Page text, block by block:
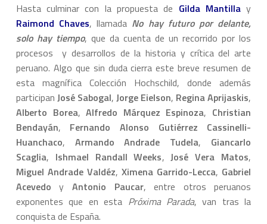
Hasta culminar con la propuesta de Gilda Mantillay
Raimond Chaves, llamada No hay futuro por delante,
solo hay tiempo, que da cuenta de un recorrido por los
procesos y desarrollos de la historia y crítica del arte
peruano. Algo que sin duda cierra este breve resumen de
esta magnífica Colección Hochschild, donde además
participan José Sabogal, Jorge Eielson, Regina Aprijaskis,
Alberto Borea,Alfredo Márquez Espinoza, Christian
Bendayán, Fernando Alonso
Gutiérrez Cassinelli-
Huanchaco, Armando Andrade Tudela, Giancarlo
Scaglia, Ishmael Randall Weeks,José Vera Matos,
Miguel Andrade Valdéz,Ximena Garrido-Lecca, Gabriel
Acevedoy Antonio Paucar, entre otros peruanos
exponentes que en esta Próxima Parada, van tras la
conquista de España.